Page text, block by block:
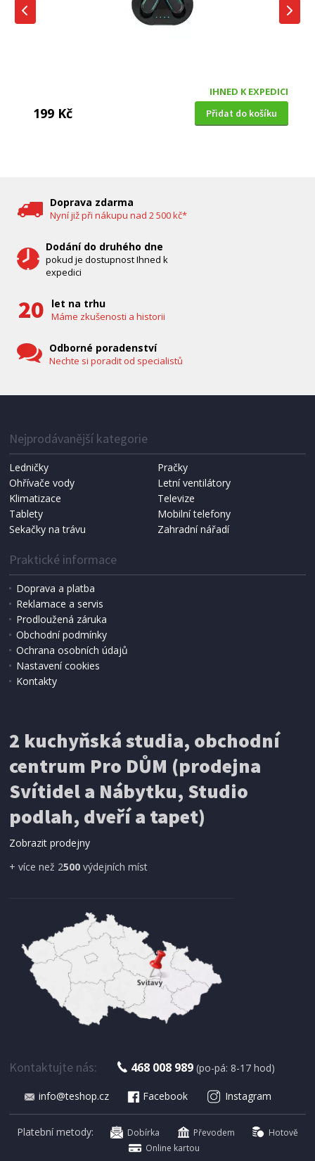
IHNED K EXPEDICI
199 Kč Přidat do košíku
NÁHRADNÍ SÁČKY DO VYSAVAČE
Koma KRA-SB02S (Multi Bag, S-BAG SMS)
199 Kč Přidat do košíku
SÍŤ PROTI HMYZU
ProGarden KO-CY5910600 Síť proti hmyzu do
dveří magnetická 210 x 100 cm
179 Kč
SUŠIČKA OVOCE S ČASOVAČEM
Concept SO 1060 In Time
Doprava zdarma
Nyní již při nákupu nad 2 500 kč*
Dodání do druhého dne
pokud je dostupnost Ihned k
expedici
let na trhu
Máme zkušenosti a historii
Odborné poradenství
Nechte si poradit od specialistů
Nejprodávanější kategorie
Ledničky
Pračky
Ohřívače vody
Letní ventilátory
Klimatizace
Televize
Tablety
Mobilní telefony
Sekačky na trávu
Zahradní nářadí
Praktické informace
Doprava a platba
Reklamace a servis
Prodloužená záruka
Obchodní podmínky
Ochrana osobních údajů
Nastavení cookies
Kontakty
2 kuchyňská studia, obchodní
centrum Pro DŮM (prodejna
Svítidel a Nábytku, Studio
podlah, dveří a tapet)
Zobrazit prodejny
+ více než 2500 výdejních míst
Kontaktujte nás: 468 008 989 (po-pá: 8-17 hod)
info@teshop.cz Facebook Instagram
Platební metody: Dobírka Převodem
Hotově
Online kartou